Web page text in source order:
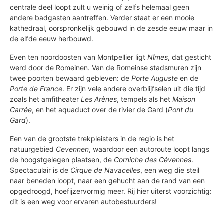
centrale deel loopt zult u weinig of zelfs helemaal geen
andere badgasten aantreffen. Verder staat er een mooie
kathedraal, oorspronkelijk gebouwd in de zesde eeuw maar in
de elfde eeuw herbouwd.
Even ten noordoosten van Montpellier ligt Nîmes, dat gesticht
werd door de Romeinen. Van de Romeinse stadsmuren zijn
twee poorten bewaard gebleven: de Porte Auguste en de
Porte de France. Er zijn vele andere overblijfselen uit die tijd
zoals het amfitheater Les Arènes, tempels als het Maison
Carrée, en het aquaduct over de rivier de Gard (Pont du
Gard).
Een van de grootste trekpleisters in de regio is het
natuurgebied Cevennen, waardoor een autoroute loopt langs
de hoogstgelegen plaatsen, de Corniche des Cévennes.
Spectaculair is de Cirque de Navacelles, een weg die steil
naar beneden loopt, naar een gehucht aan de rand van een
opgedroogd, hoefijzervormig meer. Rij hier uiterst voorzichtig:
dit is een weg voor ervaren autobestuurders!